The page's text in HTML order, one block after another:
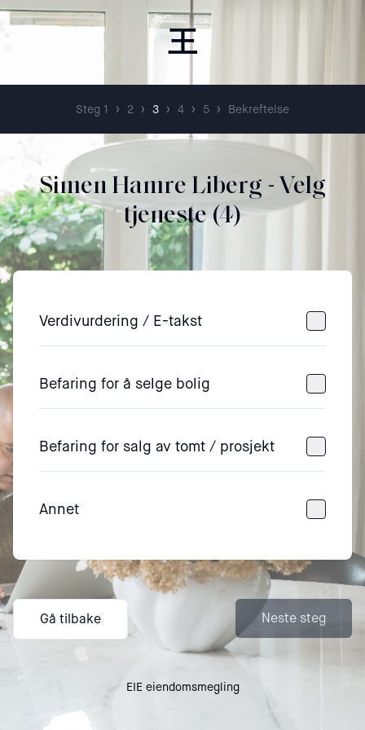
王
Steg 1 › 2 › 3 › 4 › 5 › Bekreftelse
Simen Hamre Liberg - Velg
tjeneste (4)
Verdivurdering / E-takst
Befaring for å selge bolig
Befaring for salg av tomt / prosjekt
Annet
Gå tilbake Neste steg
EIE eiendomsmegling